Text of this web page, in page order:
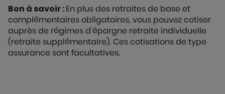
Bon à savoir :En plus des retraites de base et
complémentaires obligatoires, vous pouvez cotiser
auprès de régimes d’épargne retraite individuelle
(retraite supplémentaire). Ces cotisations de type
assurance sont facultatives.